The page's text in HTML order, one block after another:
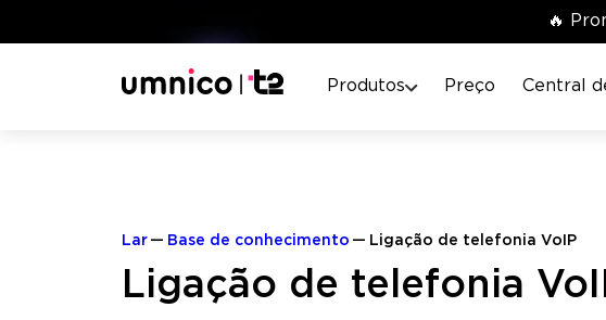
🔥
Produtos Preço Central
Lar Base de conhecimento Ligação de telefonia VoIP
Ligação de telefonia